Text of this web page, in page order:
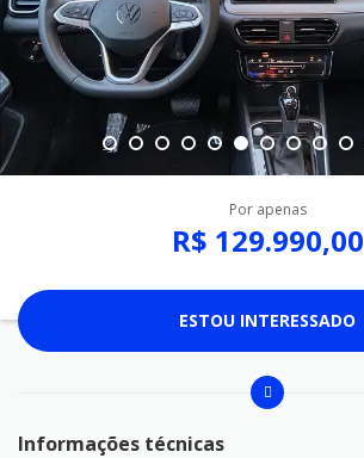
Por apenas
R$ 129.990,00
ESTOU INTERESSADO
Informações técnicas